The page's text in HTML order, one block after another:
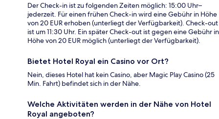
Der Check-in ist zu folgenden Zeiten möglich: 15:00 Uhr–
jederzeit. Für einen frühen Check-in wird eine Gebühr in Höhe
von 20 EUR erhoben (unterliegt der Verfügbarkeit). Check-out
ist um 11:30 Uhr. Ein später Check-out ist gegen eine Gebühr in
Höhe von 20 EUR möglich (unterliegt der Verfügbarkeit).
Bietet Hotel Royal ein Casino vor Ort?
Nein, dieses Hotel hat kein Casino, aber Magic Play Casino (25
Min. Fahrt) befindet sich in der Nähe.
Welche Aktivitäten werden in der Nähe von Hotel
Royal angeboten?